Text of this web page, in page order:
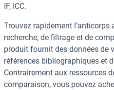
IF, ICC.
Trouvez rapidement
recherche, de filtrage et de
produit fournit des données de
références bibliographiques et
Contrairement aux ressources
comparaison, vous pouvez